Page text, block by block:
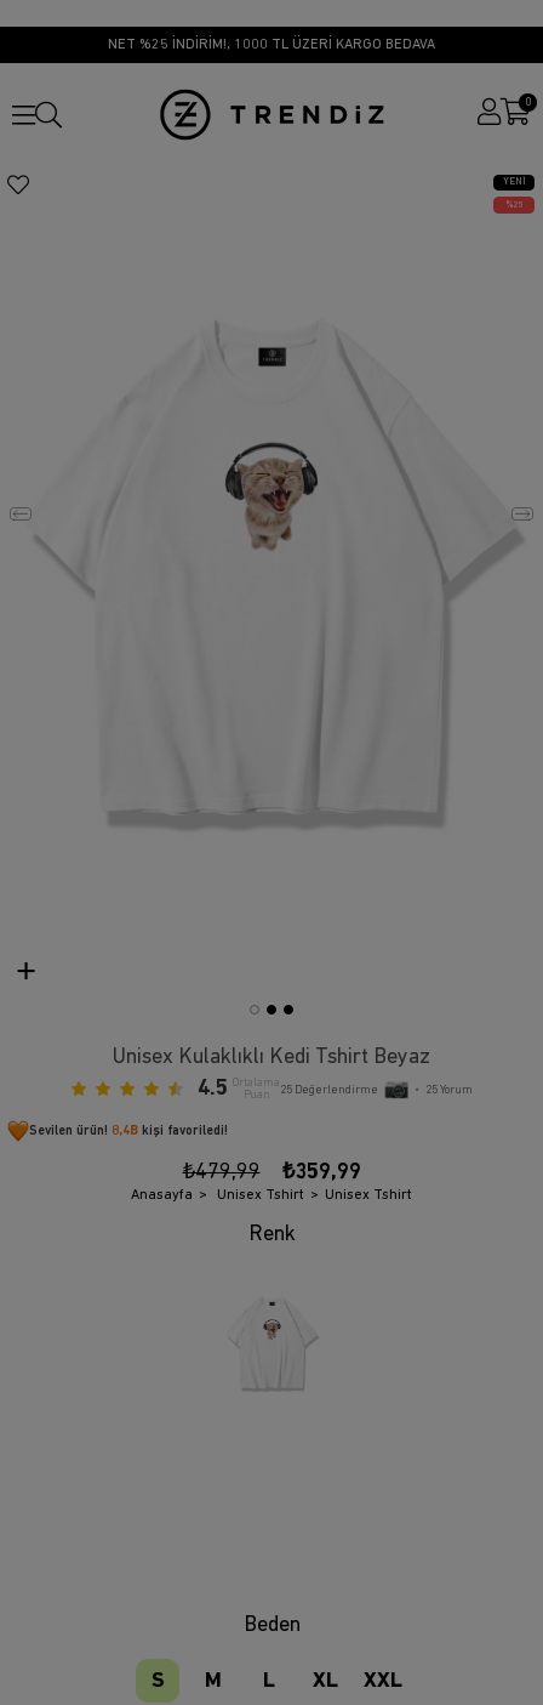
NET %25 İNDİRİM!, 1000 TL ÜZERİ KARGO BEDAVA
0
YENI
ÜRÜN
25
Unisex Kulaklıklı Kedi Tshirt Beyaz
4.5 Ortalama
Puan
25 Değerlendirme • 25Yorum
Sevilen ürün! 8,4B kişi favoriledi!
₺479,99 ₺359,99
Anasayfa Unisex Tshirt Unisex Tshirt
Beden
S M L XL XXL